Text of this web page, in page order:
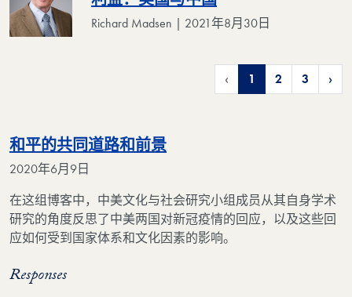
Richard Madsen | 2021年8月30日
‹ 1 2 3 ›
和平的共同道路和前景
2020年6月9日
在这组博客中，中美文化与社会研究小组成员从其自身学术
研究的角度反思了中美两国对新冠疫情的回应，以及这些回
应如何受到国家体系和文化因素的影响。
Responses